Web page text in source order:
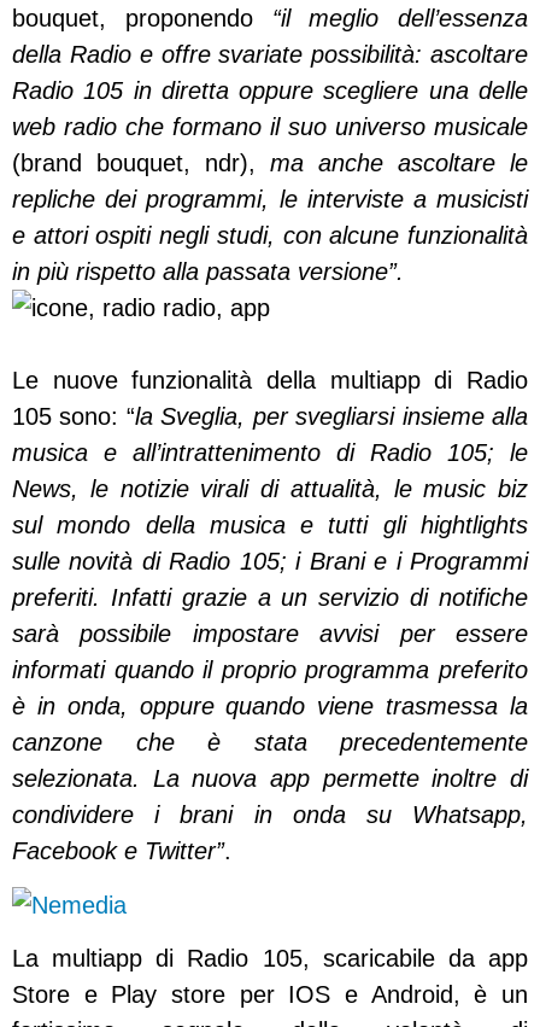
bouquet, proponendo“il meglio dell’essenza
della Radio e offre svariate possibilità: ascoltare
Radio 105 in diretta oppure scegliere una delle
web radio che formano il suo universo musicale
(brand bouquet, ndr), ma anche ascoltare le
repliche dei programmi, le interviste a musicisti
e attori ospiti negli studi, con alcune funzionalità
in più rispetto alla passata versione”.
Le nuove funzionalità della multiapp di Radio
105 sono: “la Sveglia, per svegliarsi insieme alla
musica e all’intrattenimento di Radio 105; le
News, le notizie virali di attualità, le music biz
sul mondo della musica e tutti gli hightlights
sulle novità di Radio 105; i Brani e i Programmi
preferiti. Infatti grazie a un servizio di notifiche
sarà possibile impostare avvisi per essere
informati quando il proprio programma preferito
è in onda, oppure quando viene trasmessa la
canzone che è stata precedentemente
selezionata. La nuova app permette inoltre di
condividere i brani in onda su Whatsapp,
Facebook e Twitter”.
La multiapp di Radio 105, scaricabile da app
Store e Play store per IOS e Android, è un